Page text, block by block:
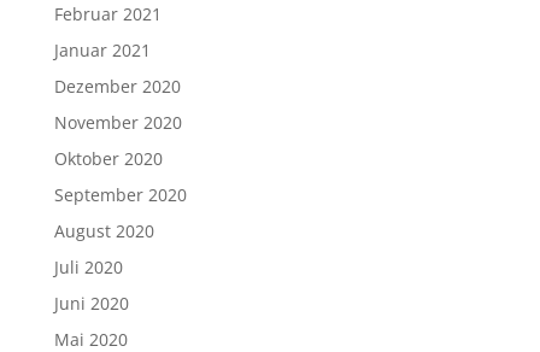
Februar 2021
Januar 2021
Dezember 2020
November 2020
Oktober 2020
September 2020
August 2020
Juli 2020
Juni 2020
Mai 2020